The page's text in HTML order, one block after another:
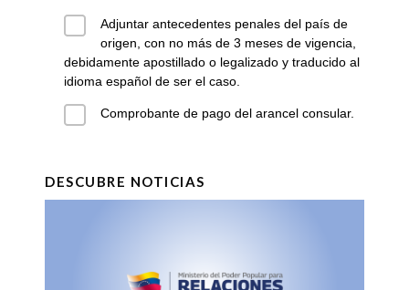
Adjuntar antecedentes penales del país de
origen, con no más de 3 meses de vigencia,
debidamente apostillado o legalizado y traducido al
idioma español de ser el caso.
Comprobante de pago del arancel consular.
DESCUBRE NOTICIAS